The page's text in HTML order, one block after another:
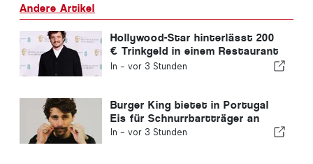
Andere Artikel
Hollywood-Star hinterlässt 200
€ Trinkgeld in einem Restaurant
in Portugal
In - vor 3 Stunden
Burger King bietet in Portugal
Eis für Schnurrbartträger an
In - vor 3 Stunden